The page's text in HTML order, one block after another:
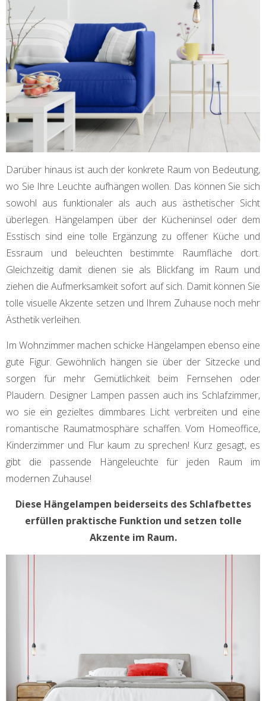
Darüber hinaus ist auch der konkrete Raum von Bedeutung,
wo Sie Ihre Leuchte aufhängen wollen. Das können Sie sich
sowohl aus funktionaler als auch aus ästhetischer Sicht
überlegen. Hängelampen über der Kücheninsel oder dem
Esstisch sind eine tolle Ergänzung zu offener Küche und
Essraum und beleuchten bestimmte Raumfläche dort.
Gleichzeitig damit dienen sie als Blickfang im Raum und
ziehen die Aufmerksamkeit sofort auf sich. Damit können Sie
tolle visuelle Akzente setzen und Ihrem Zuhause noch mehr
Ästhetik verleihen.
Im Wohnzimmer machen schicke Hängelampen ebenso eine
gute Figur. Gewöhnlich hängen sie über der Sitzecke und
sorgen für mehr Gemütlichkeit beim Fernsehen oder
Plaudern. Designer Lampen passen auch ins Schlafzimmer,
wo sie ein gezieltes dimmbares Licht verbreiten und eine
romantische Raumatmosphäre schaffen. Vom Homeoffice,
Kinderzimmer und Flur kaum zu sprechen! Kurz gesagt, es
gibt die passende Hängeleuchte für jeden Raum im
modernen Zuhause!
Diese Hängelampen beiderseits des Schlafbettes
erfüllen praktische Funktion und setzen tolle
Akzente im Raum.